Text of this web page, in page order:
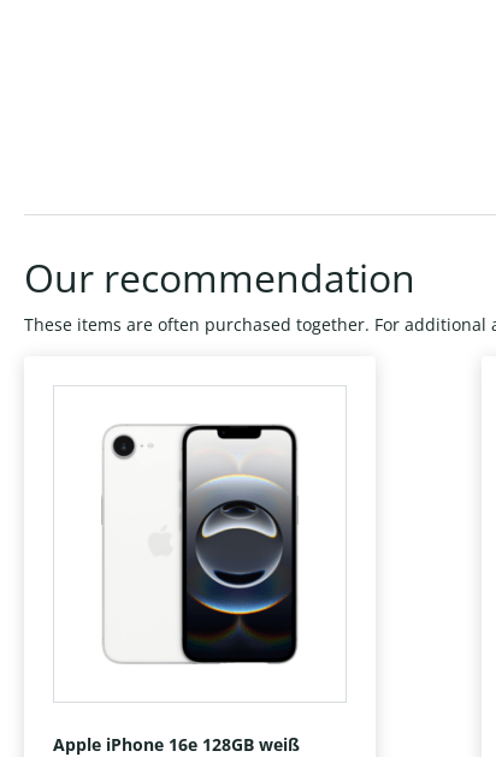
Our recommendation
These items are often purchased together. For additional
Apple iPhone 16e 128GB weiß